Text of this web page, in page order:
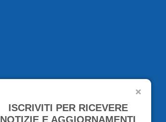
ISCRIVITI PER RICEVERE
NOTIZIE E AGGIORNAMENTI